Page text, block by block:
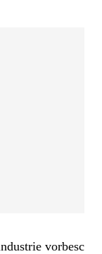
vorbesc